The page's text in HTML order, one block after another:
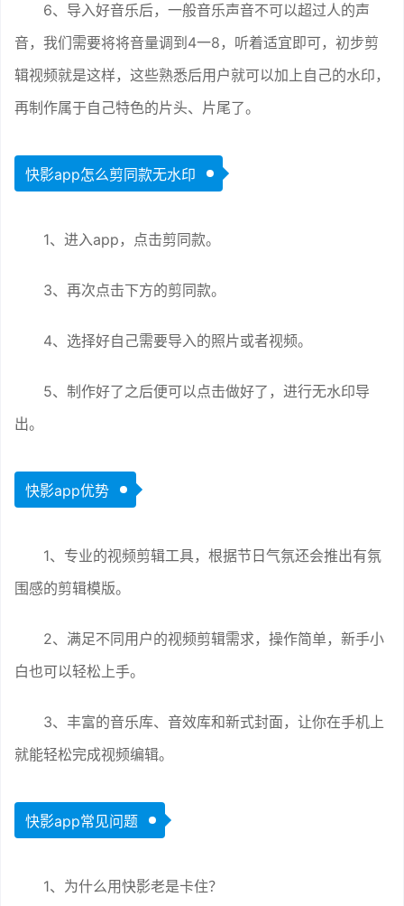
6、导入好音乐后，一般音乐声音不可以超过人的声
音，我们需要将将音量调到4一8，听着适宜即可，初步剪
辑视频就是这样，这些熟悉后用户就可以加上自己的水印，
再制作属于自己特色的片头、片尾了。
快影app怎么剪同款无水印
1、进入app，点击剪同款。
3、再次点击下方的剪同款。
4、选择好自己需要导入的照片或者视频。
5、制作好了之后便可以点击做好了，进行无水印导
出。
快影app优势
1、专业的视频剪辑工具，根据节日气氛还会推出有氛
围感的剪辑模版。
2、满足不同用户的视频剪辑需求，操作简单，新手小
白也可以轻松上手。
3、丰富的音乐库、音效库和新式封面，让你在手机上
就能轻松完成视频编辑。
快影app常见问题
1、为什么用快影老是卡住？